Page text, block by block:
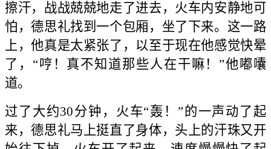
擦汗，战战兢兢地走了进去，火车内安静地可
怕，德思礼找到一个包厢，坐了下来。这一路
上，他真是太紧张了，以至于现在他感觉快晕
了，“哼！真不知道那些人在干嘛！”他嘟囔
道。
过了大约30分钟，火车“轰！”的一声动了起
来，德思礼马上挺直了身体，头上的汗珠又开